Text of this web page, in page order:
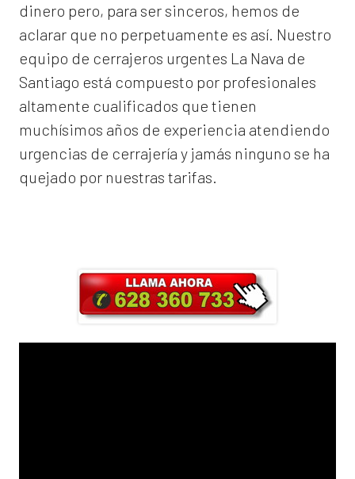
dinero pero, para ser sinceros, hemos de
aclarar que no perpetuamente es así. Nuestro
equipo de cerrajeros urgentes La Nava de
Santiago está compuesto por profesionales
altamente cualificados que tienen
muchísimos años de experiencia atendiendo
urgencias de cerrajería y jamás ninguno se ha
quejado por nuestras tarifas.